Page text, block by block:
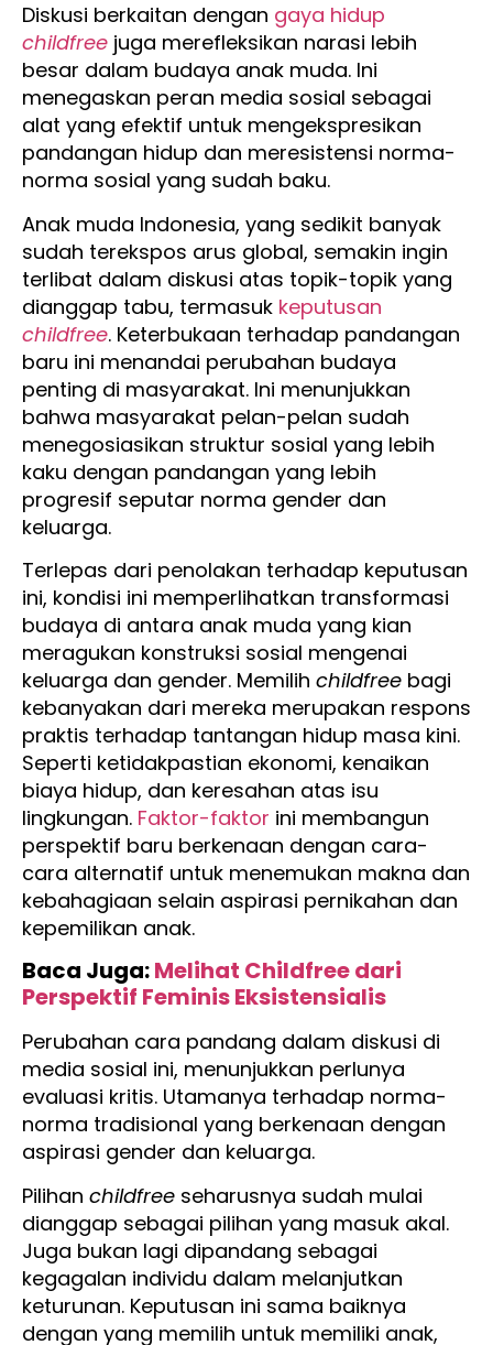
Diskusi berkaitan dengan gaya hidup
childfree juga merefleksikan narasi lebih
besar dalam budaya anak muda. Ini
menegaskan peran media sosial sebagai
alat yang efektif untuk mengekspresikan
pandangan hidup dan meresistensi norma-
norma sosial yang sudah baku.
Anak muda Indonesia, yang sedikit banyak
sudah terekspos arus global, semakin ingin
terlibat dalam diskusi atas topik-topik yang
dianggap tabu, termasuk keputusan
childfree. Keterbukaan terhadap pandangan
baru ini menandai perubahan budaya
penting di masyarakat. Ini menunjukkan
bahwa masyarakat pelan-pelan sudah
menegosiasikan struktur sosial yang lebih
kaku dengan pandangan yang lebih
progresif seputar norma gender dan
keluarga.
Terlepas dari penolakan terhadap keputusan
ini, kondisi ini memperlihatkan transformasi
budaya di antara anak muda yang kian
meragukan konstruksi sosial mengenai
keluarga dan gender. Memilih childfree bagi
kebanyakan dari mereka merupakan respons
praktis terhadap tantangan hidup masa kini.
Seperti ketidakpastian ekonomi, kenaikan
biaya hidup, dan keresahan atas isu
lingkungan. Faktor-faktor ini membangun
perspektif baru berkenaan dengan cara-
cara alternatif untuk menemukan makna dan
kebahagiaan selain aspirasi pernikahan dan
kepemilikan anak.
Baca Juga:Melihat Childfree dari
Perspektif Feminis Eksistensialis
Perubahan cara pandang dalam diskusi di
media sosial ini, menunjukkan perlunya
evaluasi kritis. Utamanya terhadap norma-
norma tradisional yang berkenaan dengan
aspirasi gender dan keluarga.
Pilihan childfree seharusnya sudah mulai
dianggap sebagai pilihan yang masuk akal.
Juga bukan lagi dipandang sebagai
kegagalan individu dalam melanjutkan
keturunan. Keputusan ini sama baiknya
dengan yang memilih untuk memiliki anak,